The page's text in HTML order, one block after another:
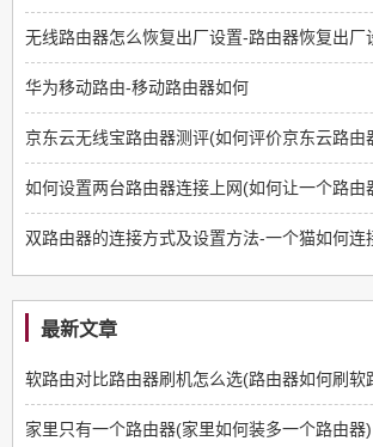
无线路由器怎么恢复出厂设置-路由器恢复出厂
华为移动路由-移动路由器如何
京东云无线宝路由器测评(如何评价京东云路由
如何设置两台路由器连接上网(如何让一个路由
双路由器的连接方式及设置方法-一个猫如何连
最新文章
软路由对比路由器刷机怎么选(路由器如何刷软
家里只有一个路由器(家里如何装多一个路由器)